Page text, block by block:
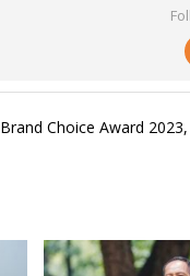
Choice Award 2023,